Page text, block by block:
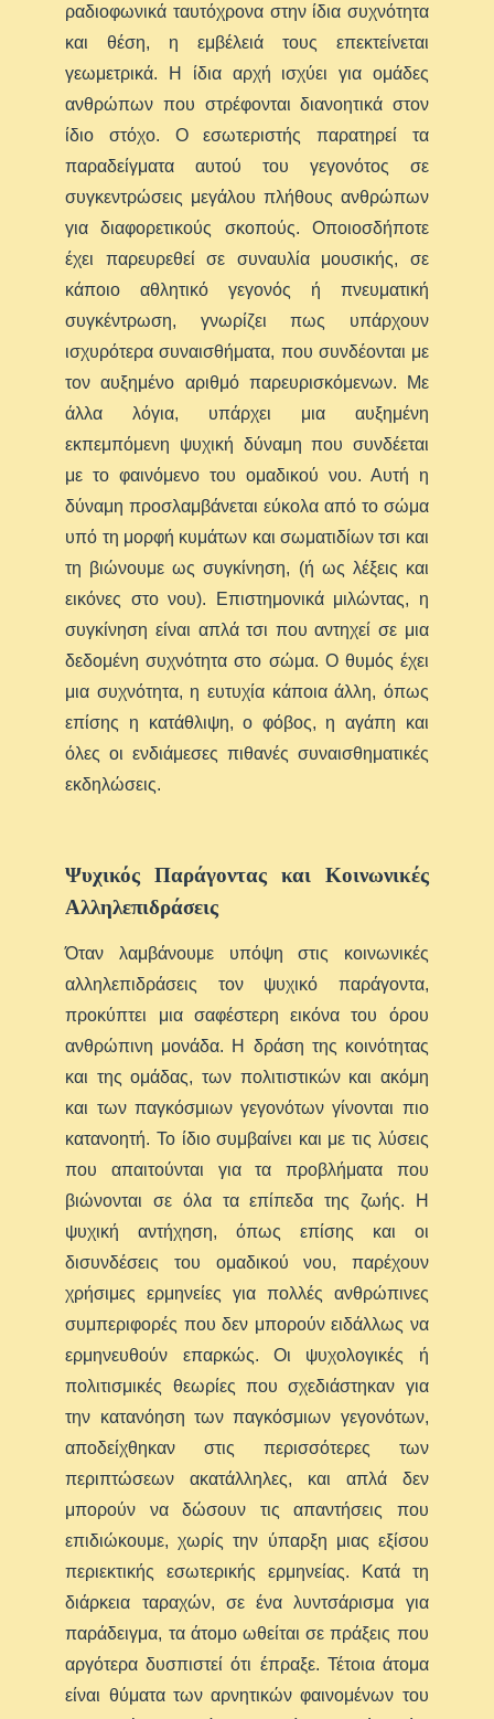
ραδιοφωνικά ταυτόχρονα στην ίδια συχνότητα
και θέση, η εμβέλειά τους επεκτείνεται
γεωμετρικά. Η ίδια αρχή ισχύει για ομάδες
ανθρώπων που στρέφονται διανοητικά στον
ίδιο στόχο. Ο εσωτεριστής παρατηρεί τα
παραδείγματα αυτού του γεγονότος σε
συγκεντρώσεις μεγάλου πλήθους ανθρώπων
για διαφορετικούς σκοπούς. Οποιοσδήποτε
έχει παρευρεθεί σε συναυλία μουσικής, σε
κάποιο αθλητικό γεγονός ή πνευματική
συγκέντρωση, γνωρίζει πως υπάρχουν
ισχυρότερα συναισθήματα, που συνδέονται με
τον αυξημένο αριθμό παρευρισκόμενων. Με
άλλα λόγια, υπάρχει μια αυξημένη
εκπεμπόμενη ψυχική δύναμη που συνδέεται
με το φαινόμενο του ομαδικού νου. Αυτή η
δύναμη προσλαμβάνεται εύκολα από το σώμα
υπό τη μορφή κυμάτων και σωματιδίων τσι και
τη βιώνουμε ως συγκίνηση, (ή ως λέξεις και
εικόνες στο νου). Επιστημονικά μιλώντας, η
συγκίνηση είναι απλά τσι που αντηχεί σε μια
δεδομένη συχνότητα στο σώμα. Ο θυμός έχει
μια συχνότητα, η ευτυχία κάποια άλλη, όπως
επίσης η κατάθλιψη, ο φόβος, η αγάπη και
όλες οι ενδιάμεσες πιθανές συναισθηματικές
εκδηλώσεις.
Ψυχικός Παράγοντας και Κοινωνικές
Αλληλεπιδράσεις
Όταν λαμβάνουμε υπόψη στις κοινωνικές
αλληλεπιδράσεις τον ψυχικό παράγοντα,
προκύπτει μια σαφέστερη εικόνα του όρου
ανθρώπινη μονάδα. Η δράση της κοινότητας
και της ομάδας, των πολιτιστικών και ακόμη
και των παγκόσμιων γεγονότων γίνονται πιο
κατανοητή. Το ίδιο συμβαίνει και με τις λύσεις
που απαιτούνται για τα προβλήματα που
βιώνονται σε όλα τα επίπεδα της ζωής. Η
ψυχική αντήχηση, όπως επίσης και οι
δισυνδέσεις του ομαδικού νου, παρέχουν
χρήσιμες ερμηνείες για πολλές ανθρώπινες
συμπεριφορές που δεν μπορούν ειδάλλως να
ερμηνευθούν επαρκώς. Οι ψυχολογικές ή
πολιτισμικές θεωρίες που σχεδιάστηκαν για
την κατανόηση των παγκόσμιων γεγονότων,
αποδείχθηκαν στις περισσότερες των
περιπτώσεων ακατάλληλες, και απλά δεν
μπορούν να δώσουν τις απαντήσεις που
επιδιώκουμε, χωρίς την ύπαρξη μιας εξίσου
περιεκτικής εσωτερικής ερμηνείας. Κατά τη
διάρκεια ταραχών, σε ένα λυντσάρισμα για
παράδειγμα, τα άτομο ωθείται σε πράξεις που
αργότερα δυσπιστεί ότι έπραξε. Τέτοια άτομα
είναι θύματα των αρνητικών φαινομένων του